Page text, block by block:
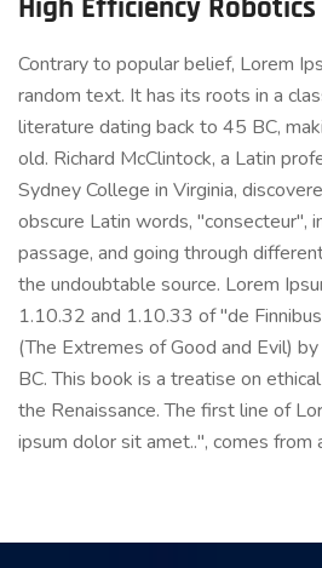
High Efficiency
Contrary to popular belief, Lorem
random text. It has its roots in a
literature dating back to 45 BC,
old. Richard McClintock, a Latin
Sydney College in Virginia,
obscure Latin words, "consecteur",
passage, and going through
the undoubtable source. Lorem
1.10.32 and 1.10.33 of "de
(The Extremes of Good and Evil)
BC. This book is a treatise on
the Renaissance. The first line of
ipsum dolor sit amet..", comes from